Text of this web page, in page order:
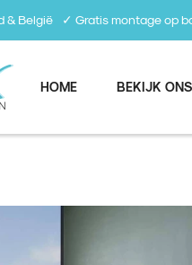
& België⠀✓ Gratis montage op
HOME BEKIJK